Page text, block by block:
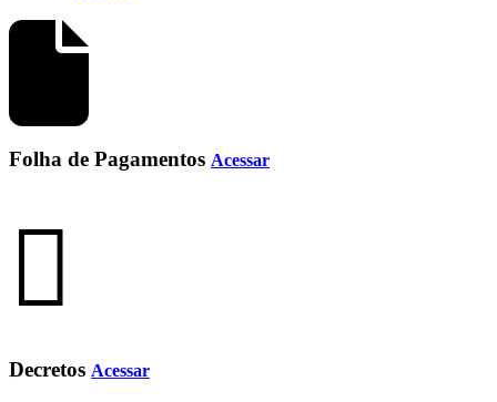
Folha de Pagamentos Acessar
Decretos Acessar